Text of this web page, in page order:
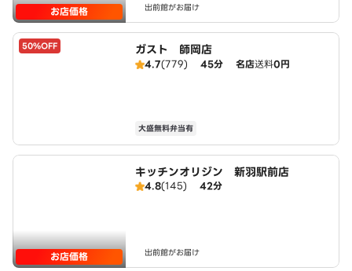
お店価格 出前館がお届け
50%OFF ガスト 師岡店
4.7(779) 45分 名店送料0円
大盛無料弁当有
お店価格
キッチンオリジン 新羽駅前店
4.8(145) 42分
出前館がお届け